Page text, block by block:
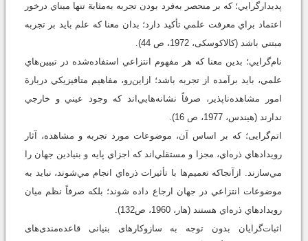
پديدار‌گرايي؛ که بر منحصر ‌به‌‌فرد بودن تجربه به‌‌مثابة تنها مبناي درخور
اعتماد براي معرفت علمي تأكيد دارد؛ بدان معنا كه علم بايد بر تجربه
مبتني باشد (کالاکوسکی، 1972، ص 44).
نام‌گرايي؛ بدین معنا که هر مفهوم انتزاعي استفاده‌شده در تبيين‌هاي
علمي، بايد بر‌آمده از تجربه باشد؛ ازاين‌رو، مفاهيم متافيزيكي دربارة
امور مشاهده‌ناپذير، صرفاً نشانه‌هايي‌اند كه وجود عيني و خارجي
ندارند (هیندس، 1977، ص 16).
اتم‌گرایی؛ كه بر اساس آن، موضوعات مورد تجربه و مشاهده، آثار
رويدادهاي ذره‌اي، مجزا و مستقلي‌اند كه اجزاي پايه و بنيادين جهان را
مي‌سازند. ازآنجاكه تعميم‌ها با تأثيرات ذره‌اي انجام مي‌شوند، نبايد به
موضوعات انتزاعي در جهان ارجاع داده شوند؛ بلكه صرفاً نظم ميان
رويداد‌هاي ذره‌اي هستند (هار، 1960، ص132).
اثبات‌گرایان بدون توجه به سازوکارهای بنیانی قاعده‌مندی‌های